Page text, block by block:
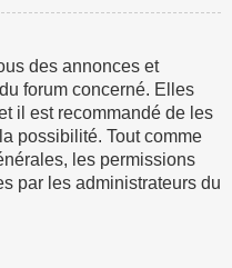
des annonces et
forum concerné. Elles
il est recommandé de les
possibilité. Tout comme
les permissions
par les administrateurs du